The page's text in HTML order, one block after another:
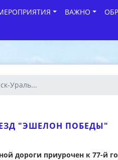
ВАЖНО
Ураль...
"ЭШЕЛОН ПОБЕДЫ"
дороги приурочен к 77-й